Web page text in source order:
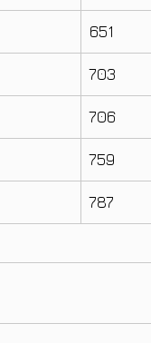
651
703
706
759
787